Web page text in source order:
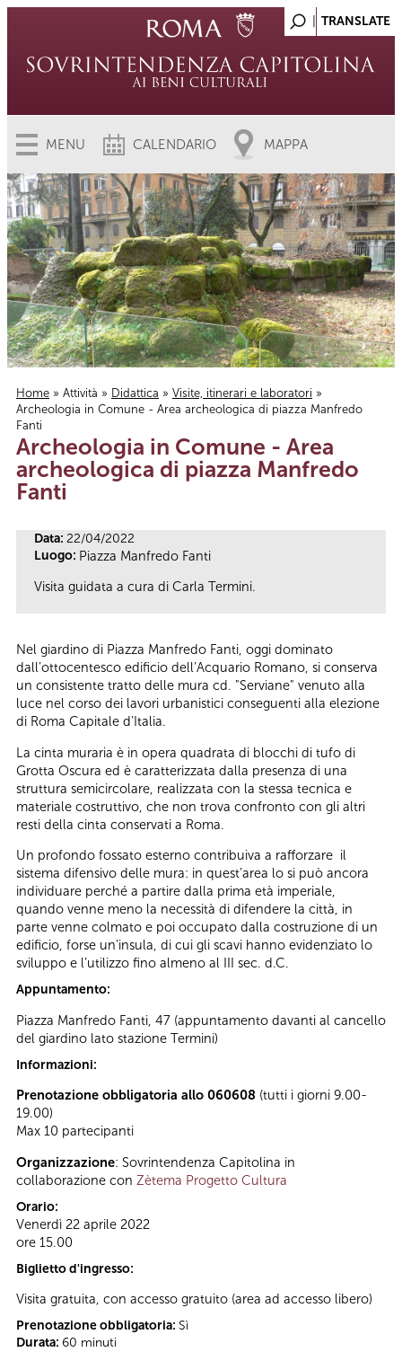
MENU CALENDARIO MAPPA
Tu sei qui
Home » Attività » Didattica » Visite, itinerari e laboratori »
Archeologia in Comune - Area archeologica di piazza Manfredo
Fanti
Archeologia in Comune - Area
archeologica di piazza Manfredo
Fanti
Data: 22/04/2022
Luogo: Piazza Manfredo Fanti
Visita guidata a cura di Carla Termini.
Nel giardino di Piazza Manfredo Fanti, oggi dominato
dall’ottocentesco edificio dell’Acquario Romano, si conserva
un consistente tratto delle mura cd. "Serviane" venuto alla
luce nel corso dei lavori urbanistici conseguenti alla elezione
di Roma Capitale d’Italia.
La cinta muraria è in opera quadrata di blocchi di tufo di
Grotta Oscura ed è caratterizzata dalla presenza di una
struttura semicircolare, realizzata con la stessa tecnica e
materiale costruttivo, che non trova confronto con gli altri
resti della cinta conservati a Roma.
Un profondo fossato esterno contribuiva a rafforzare il
sistema difensivo delle mura: in quest’area lo si può ancora
individuare perché a partire dalla prima età imperiale,
quando venne meno la necessità di difendere la città, in
parte venne colmato e poi occupato dalla costruzione di un
edificio, forse un’insula, di cui gli scavi hanno evidenziato lo
sviluppo e l’utilizzo fino almeno al III sec. d.C.
Appuntamento:
Piazza Manfredo Fanti, 47 (appuntamento davanti al cancello
del giardino lato stazione Termini)
Informazioni:
Prenotazione obbligatoria allo 060608 (tutti i giorni 9.00-
19.00)
Max 10 partecipanti
Organizzazione: Sovrintendenza Capitolina in
collaborazione con Zètema Progetto Cultura
Orario:
Venerdì 22 aprile 2022
ore 15.00
Biglietto d'ingresso:
Visita gratuita, con accesso gratuito (area ad accesso libero)
Prenotazione obbligatoria: Sì
Durata: 60 minuti